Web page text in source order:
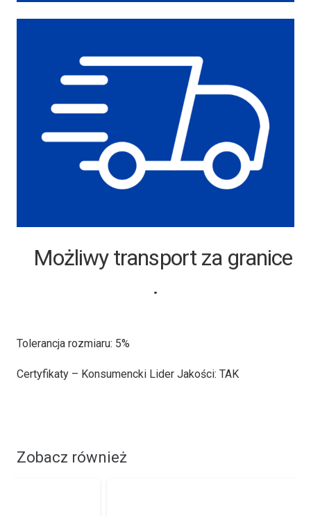
Możliwy transport za granice
.
Tolerancja rozmiaru: 5%
Certyfikaty – Konsumencki Lider Jakości: TAK
Zobacz również